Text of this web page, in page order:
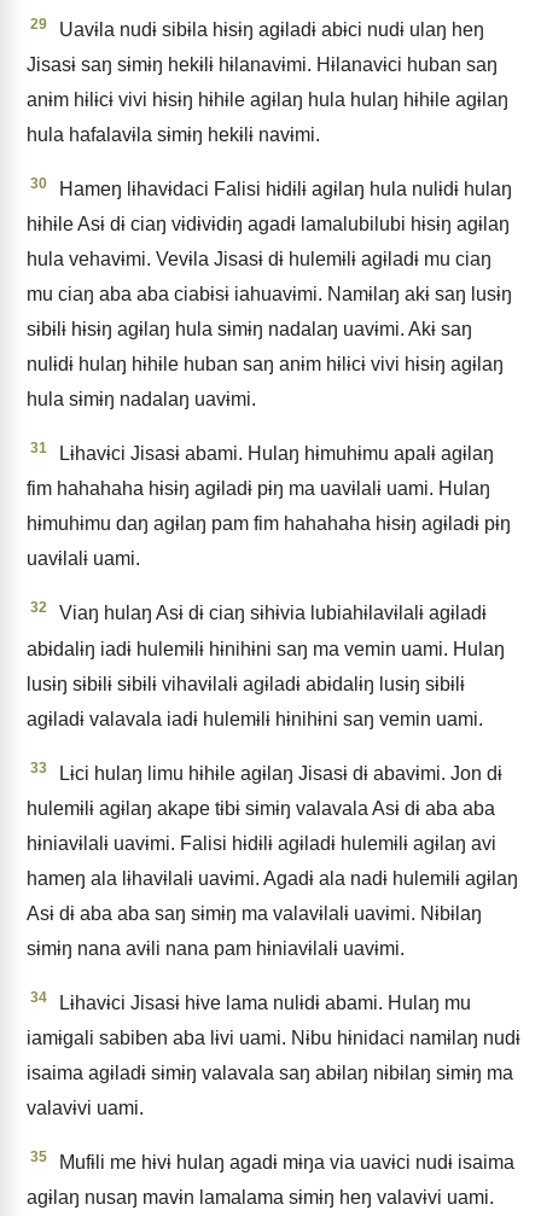
29
Uavɨla nudɨ sibɨla hɨsɨŋ agɨladɨ abɨci nudɨ ulaŋ heŋ
Jisasɨ saŋ sɨmɨŋ hekɨlɨ hɨlanavɨmi. Hɨlanavɨci huban saŋ
anɨm hɨlɨcɨ vivi hɨsɨŋ hɨhɨle agɨlaŋ hula hulaŋ hɨhɨle agɨlaŋ
hula hafalavɨla sɨmɨŋ hekɨlɨ navɨmi.
30
Hameŋ lɨhavɨdaci Falisi hɨdɨlɨ agɨlaŋ hula nulɨdɨ hulaŋ
hɨhɨle Asɨ dɨ ciaŋ vɨdɨvɨdɨŋ agadɨ lamalubilubi hɨsɨŋ agɨlaŋ
hula vehavɨmi. Vevɨla Jisasɨ dɨ hulemɨlɨ agɨladɨ mu ciaŋ
mu ciaŋ aba aba ciabɨsɨ iahuavɨmi. Namɨlaŋ akɨ saŋ lusɨŋ
sɨbɨlɨ hɨsɨŋ agɨlaŋ hula sɨmɨŋ nadalaŋ uavɨmi. Akɨ saŋ
nulɨdɨ hulaŋ hɨhɨle huban saŋ anɨm hɨlɨcɨ vivi hɨsɨŋ agɨlaŋ
hula sɨmɨŋ nadalaŋ uavɨmi.
31
Lɨhavɨci Jisasɨ abami. Hulaŋ hɨmuhɨmu apalɨ agɨlaŋ
fim hahahaha hɨsɨŋ agɨladɨ pɨŋ ma uavɨlalɨ uami. Hulaŋ
hɨmuhɨmu daŋ agɨlaŋ pam fim hahahaha hɨsɨŋ agɨladɨ pɨŋ
uavɨlalɨ uami.
32
Viaŋ hulaŋ Asɨ dɨ ciaŋ sɨhɨvia lubiahɨlavɨlalɨ agɨladɨ
abɨdalɨŋ iadɨ hulemɨlɨ hɨnihɨni saŋ ma vemin uami. Hulaŋ
lusɨŋ sɨbɨlɨ sɨbɨlɨ vihavɨlalɨ agɨladɨ abɨdalɨŋ lusɨŋ sɨbɨlɨ
agɨladɨ valavala iadɨ hulemɨlɨ hɨnihɨni saŋ vemin uami.
33
Lɨci hulaŋ limu hɨhɨle agɨlaŋ Jisasɨ dɨ abavɨmi. Jon dɨ
hulemɨlɨ agɨlaŋ akape tɨbɨ sɨmɨŋ valavala Asɨ dɨ aba aba
hɨniavɨlalɨ uavɨmi. Falisi hɨdɨlɨ agɨladɨ hulemɨlɨ agɨlaŋ avi
hameŋ ala lɨhavɨlalɨ uavɨmi. Agadɨ ala nadɨ hulemɨlɨ agɨlaŋ
Asɨ dɨ aba aba saŋ sɨmɨŋ ma valavɨlalɨ uavɨmi. Nɨbɨlaŋ
sɨmɨŋ nana avɨli nana pam hɨniavɨlalɨ uavɨmi.
34
Lɨhavɨci Jisasɨ hɨve lama nulɨdɨ abami. Hulaŋ mu
iamɨgali sabiben aba lɨvi uami. Nɨbu hɨnidaci namɨlaŋ nudɨ
isaima agɨladɨ sɨmɨŋ valavala saŋ abɨlaŋ nɨbɨlaŋ sɨmɨŋ ma
valavɨvi uami.
35
Mufɨli me hɨvɨ hulaŋ agadɨ mɨŋa via uavɨci nudɨ isaima
agɨlaŋ nusaŋ mavɨn lamalama sɨmɨŋ heŋ valavɨvi uami.